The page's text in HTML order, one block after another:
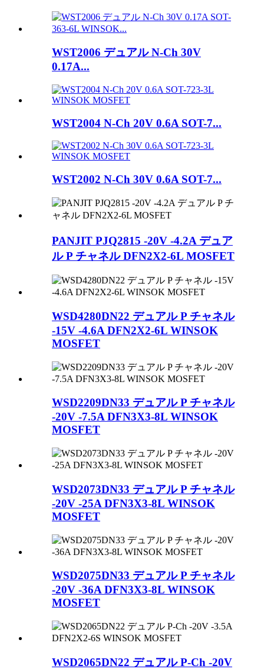
WST2006 デュアル N-Ch 30V
0.17A...
WST2004 N-Ch 20V 0.6A SOT-7...
WST2002 N-Ch 30V 0.6A SOT-7...
PANJIT PJQ2815 -20V -4.2A デュア
ル P チャネル DFN2X2-6L MOSFET
WSD4280DN22 デュアル P チャネル
-15V -4.6A DFN2X2-6L WINSOK
MOSFET
WSD2209DN33 デュアル P チャネル
-20V -7.5A DFN3X3-8L WINSOK
MOSFET
WSD2073DN33 デュアル P チャネル
-20V -25A DFN3X3-8L WINSOK
MOSFET
WSD2075DN33 デュアル P チャネル
-20V -36A DFN3X3-8L WINSOK
MOSFET
WSD2065DN22 デュアル P-Ch -20V